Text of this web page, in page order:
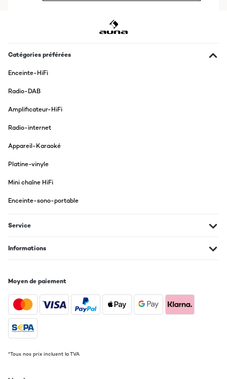
necesito para escuchar musicas en un solo dispositivo (Reproductor
pequeño y decorativo ya que se integra perfectamente con la
decoración de mi hogar. Lo mejor sin duda es que se conecta
emisoras de radio por Internet, me viene genial por que la cobertura
es muy intuitiva. Los altavoces incorporados se escucha muy alto y
Como siempre grandes materiales de esta gran marca.
Usuario/a de amazon
anständige Arbeiten braucht,Zu meinem vollständigen
gesucht, dass ja schon fast eine eierlegende Wollmilchsau sein
und Radioempfang müssen passen, Bluetooth, USB Anschluss,
CD, Internetradio und im besten Fall ein SD Slot hättens sein
sollen - optisch sollte das Gerät auch was her machen und aber
nicht zu viel Platz einnehmen, zu viel kosten oder gar eine zu
lange Lieferzeit haben - wenn man sich mal entschieden hat,
2. Blick - davor hatte ich ein anderes Gerät bestellt, dass aber
Catégories préférées
Enceinte-HiFi
Radio-DAB
Amplificateur-HiFi
Radio-internet
Appareil-Karaoké
Platine-vinyle
Mini chaîne HiFi
Enceinte-sono-portable
Service
Informations
Moyen de paiement
*Tous nos prix incluent la TVA